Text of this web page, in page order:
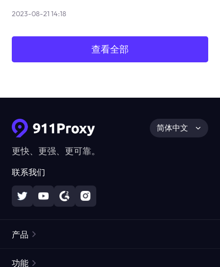
2023-08-21 14:18
查看全部
更快、更强、更可靠。
联系我们
简体中文
产品
功能